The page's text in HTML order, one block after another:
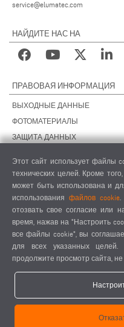
service@elumatec.com
НАЙДИТЕ НАС НА
ПРАВОВАЯ ИНФОРМАЦИЯ
ВЫХОДНЫЕ ДАННЫЕ
ФОТОМАТЕРИАЛЫ
ЗАЩИТА ДАННЫХ
ОБЩИЕ УСЛОВИЯ СДЕЛОК
ОБЩИЕ УСЛОВИЯ ПРОДАЖИ
НАСТРОЙКИ COOKIES
КОДЕКС ПОВЕДЕНИЯ
elumatec AG - Pinacher Straße
+49 7041-14 0
Этот сайт использует файлы
технических целей. Кроме
может быть использована и
использования файлов cookie.
отозвать свое согласие или
время, нажав на "Настроить
все файлы cookie", вы
для всех указанных
продолжите просмотр сайта,